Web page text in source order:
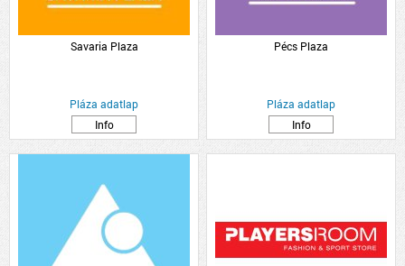
Savaria Plaza
Pláza adatlap
Info
Pécs Plaza
Pláza adatlap
Info